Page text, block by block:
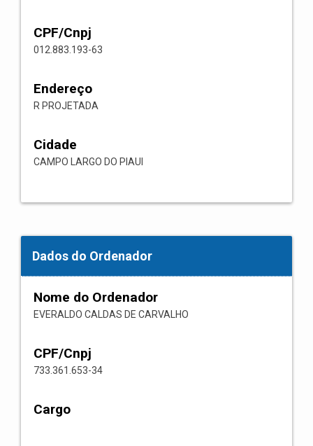
CPF/Cnpj
012.883.193-63
Endereço
R PROJETADA
Cidade
CAMPO LARGO DO PIAUI
Dados do Ordenador
Nome do Ordenador
EVERALDO CALDAS DE CARVALHO
CPF/Cnpj
733.361.653-34
Cargo